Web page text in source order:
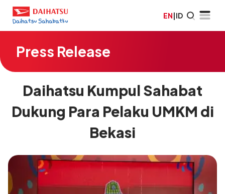
EN|ID
Press Release
Daihatsu Kumpul Sahabat
Dukung Para Pelaku UMKM di
Bekasi